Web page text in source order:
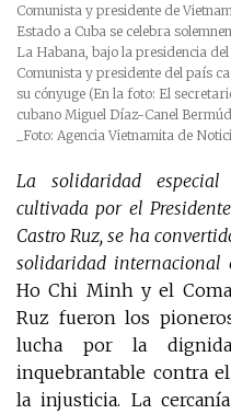
Comunista y presidente de
Estado a Cuba se celebra
La Habana, bajo la presidencia
Comunista y presidente del país
su cónyuge (En la foto: El
cubano Miguel Díaz-Canel
_Foto: Agencia Vietnamita de
La solidaridad
cultivada por el
Castro Ruz, se ha
solidaridad internacional
Ho Chi Minh y el
Ruz fueron los
lucha por la
inquebrantable contra
la injusticia. La